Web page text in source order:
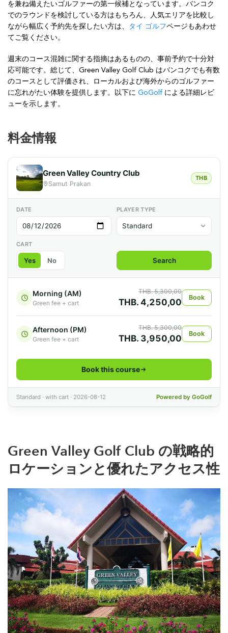
を兼ね備えたいゴルファーの第一候補となっています。バンコク
でのラウンドを検討している方はもちろん、人気エリアを比較し
ながら幅広く予約先を探したい方は、
タイ ゴルフページもあわせ
てご覧ください。
週末のコース混雑に関する指摘はあるものの、事前予約で十分対
応可能です。総じて、Green Valley Golf Club はバンコクでも有数
のコースとして評価され、ローカルおよび海外からのゴルファー
に忘れがたい体験を提供します。以下に GoGolf による詳細レビ
ューを示します。
料金情報
Green Valley Golf Club の戦略的
ロケーションと優れたアクセス性